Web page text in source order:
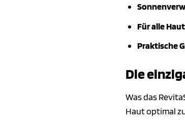
Für alle
Praktische
Die
Was das
Haut optimal